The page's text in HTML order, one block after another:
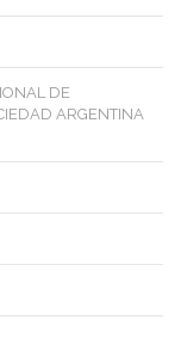
DE
ARGENTINA